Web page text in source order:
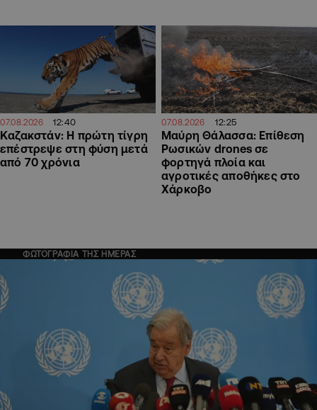
07.08.2026 12:40
Καζακστάν: Η πρώτη τίγρη
επέστρεψε στη φύση μετά
από 70 χρόνια
07.08.2026 12:25
Μαύρη Θάλασσα: Επίθεση
Ρωσικών drones σε
φορτηγά πλοία και
αγροτικές αποθήκες στο
Χάρκοβο
ΦΩΤΟΓΡΑΦΙΑ ΤΗΣ ΗΜΕΡΑΣ